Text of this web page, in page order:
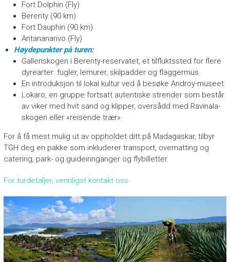
Fort Dolphin (Fly)
Berenty (90 km)
Fort Dauphin (90 km)
Antananarivo (Fly)
Høydepunkter på turen:
Galleriskogen i Berenty-reservatet, et tilfluktssted for flere
dyrearter: fugler, lemurer, skilpadder og flaggermus
En introduksjon til lokal kultur ved å besøke Androy-museet
Lokaro, en gruppe fortsatt autentiske strender som består
av viker med hvit sand og klipper, oversådd med Ravinala-
skogen eller «reisende trær»
For å få mest mulig ut av oppholdet ditt på Madagaskar, tilbyr
TGH deg en pakke som inkluderer transport, overnatting og
catering, park- og guideinnganger og flybilletter.
For turdetaljer, vennligst kontakt oss